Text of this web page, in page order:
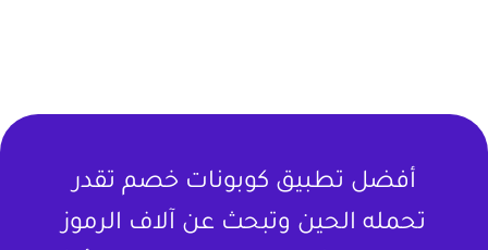
أفضل تطبيق كوبونات خصم تقدر
تحمله الحين وتبحث عن آلاف الرموز